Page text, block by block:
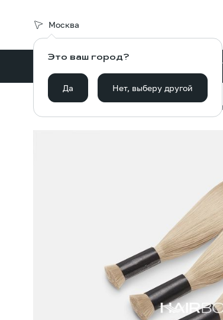
Москва
Это ваш город?
Да Нет, выберу другой